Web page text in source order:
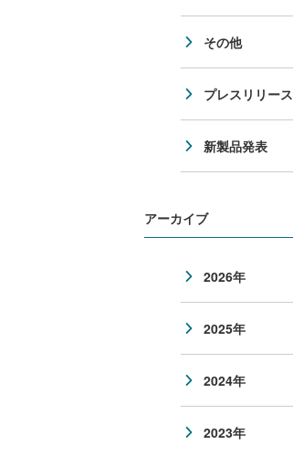
その他
プレスリリース
新製品発表
アーカイブ
2026年
2025年
2024年
2023年